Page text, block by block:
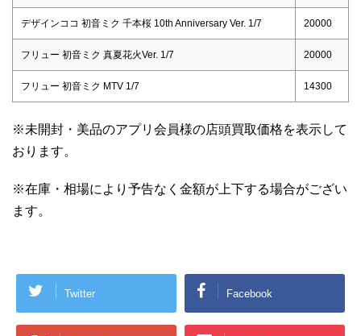
デザインココ 初音ミク 千本桜 10th Anniversary Ver. 1/7 20000
フリュー 初音ミク 真夏花火Ver. 1/7 20000
フリュー 初音ミク MTV 1/7 14300
※未開封・美品のアプリ会員様の店頭買取価格を表示して
おります。
※在庫・相場により予告なく金額が上下する場合がござい
ます。
Twitter Facebook